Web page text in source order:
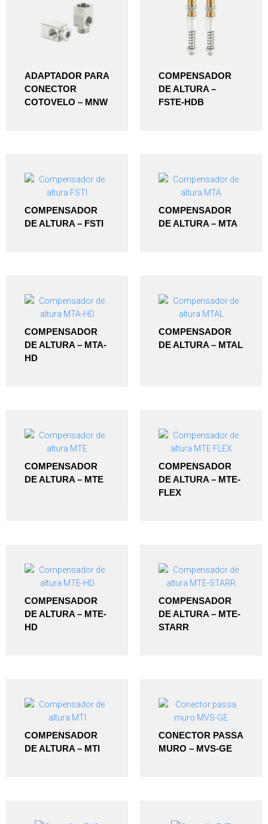
ADAPTADOR PARA
CONECTOR
COTOVELO – MNW
COMPENSADOR
DE ALTURA –
FSTE-HDB
COMPENSADOR
DE ALTURA – FSTI
COMPENSADOR
DE ALTURA – MTA
COMPENSADOR
DE ALTURA – MTA-
HD
COMPENSADOR
DE ALTURA – MTAL
COMPENSADOR
DE ALTURA – MTE
COMPENSADOR
DE ALTURA – MTE-
FLEX
COMPENSADOR
DE ALTURA – MTE-
HD
COMPENSADOR
DE ALTURA – MTE-
STARR
COMPENSADOR
DE ALTURA – MTI
CONECTOR PASSA
MURO – MVS-GE